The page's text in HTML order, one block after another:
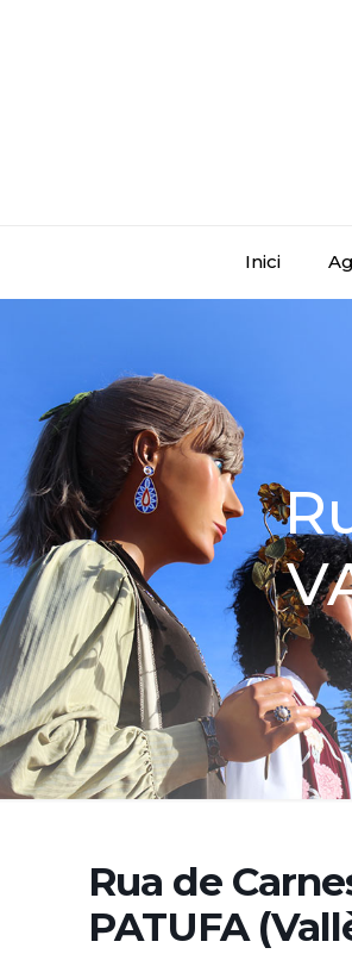
Inici
Rua de
PATUFA